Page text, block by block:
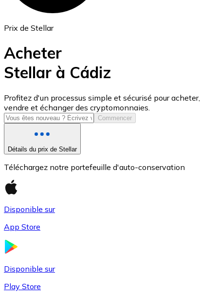
USD Coin
USDC
Prix de Stellar
Acheter
Stellar à Cádiz
Profitez d'un processus simple et sécurisé pour acheter,
vendre et échanger des cryptomonnaies.
Commencer
Détails du prix de Stellar
Téléchargez notre portefeuille d'auto-conservation
Disponible sur
App Store
Disponible sur
Play Store